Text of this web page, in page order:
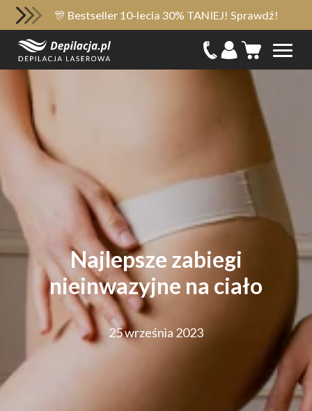
🎊 Bestseller 10-lecia 30% TANIEJ! Sprawdź!
Najlepsze zabiegi
nieinwazyjne na ciało
25 września 2023